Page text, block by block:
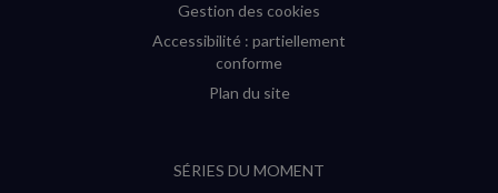
Gestion des cookies
Accessibilité : partiellement
conforme
Plan du site
SÉRIES DU MOMENT